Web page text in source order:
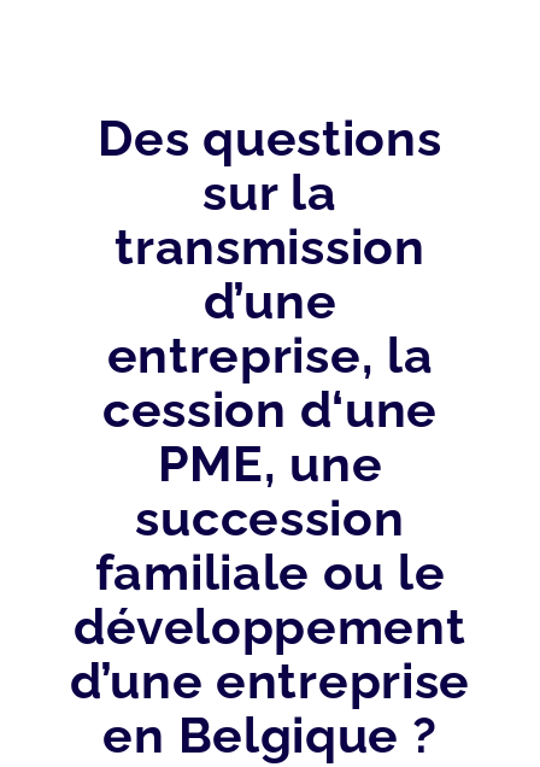
Des questions
sur la
transmission
d’une
entreprise, la
cession d‘une
PME, une
succession
familiale ou le
développement
d’une entreprise
en Belgique ?